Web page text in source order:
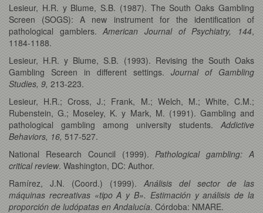
Lesieur, H.R. y Blume, S.B. (1987). The South Oaks Gambling
Screen (SOGS): A new instrument for the identification of
pathological gamblers.American Journal of Psychiatry, 144,
1184-1188.
Lesieur, H.R. y Blume, S.B. (1993). Revising the South Oaks
Gambling Screen in different settings. Journal of Gambling
Studies, 9, 213-223.
Lesieur, H.R.; Cross, J.; Frank, M.; Welch, M.; White, C.M.;
Rubenstein, G.; Moseley, K. y Mark, M. (1991). Gambling and
pathological gambling among university students. Addictive
Behaviors, 16, 517-527.
National Research Council (1999). Pathological gambling: A
critical review. Washington, DC: Author.
Ramírez, J.N. (Coord.) (1999). Análisis del sector de las
máquinas recreativas «tipo A y B». Estimación y análisis de la
proporción de ludópatas en Andalucía. Córdoba: NMARE.